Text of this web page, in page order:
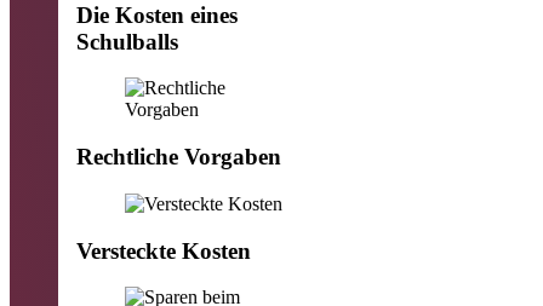
Die Kosten eines
Schulballs
Rechtliche Vorgaben
Versteckte Kosten